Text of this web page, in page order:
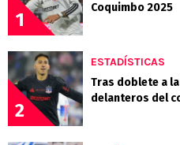
1
Coquimbo 2025
2
ESTADÍSTICAS
Tras doblete a
delanteros del